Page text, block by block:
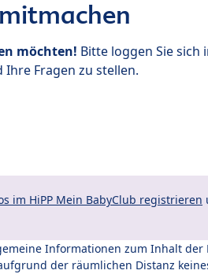
möchten! Bitte loggen Sie sich
Fragen zu stellen.
im HiPP Mein BabyClub registrieren
Informationen zum Inhalt der
der räumlichen Distanz